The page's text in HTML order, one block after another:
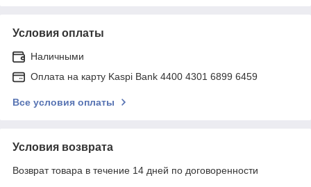
Условия оплаты
Наличными
Оплата на карту Kaspi Bank 4400 4301 6899 6459
Все условия оплаты
Условия возврата
Возврат товара в течение 14 дней по договоренности